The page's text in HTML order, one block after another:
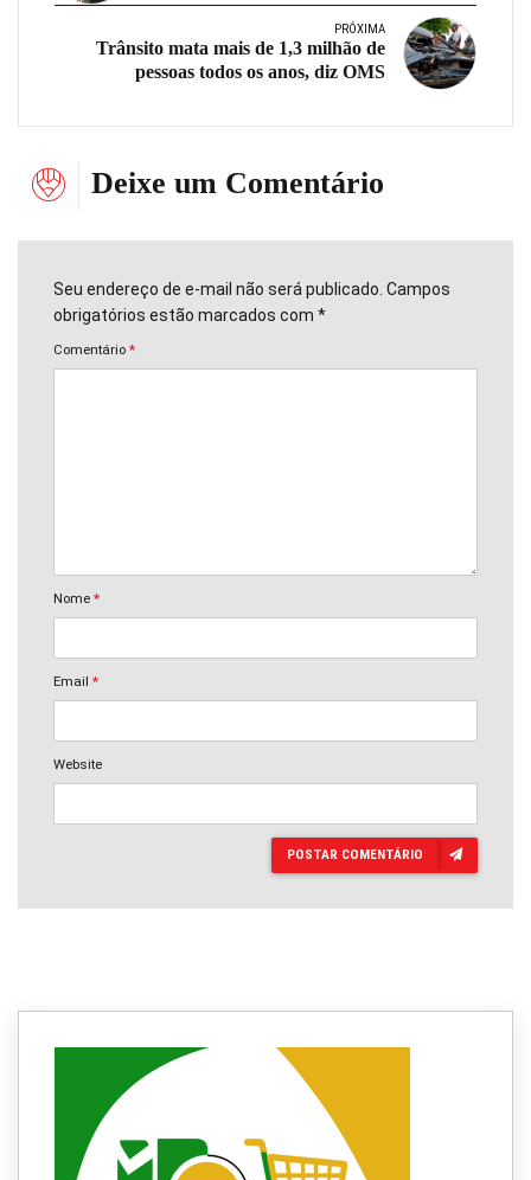
PRÓXIMA
Trânsito mata mais de 1,3 milhão de
pessoas todos os anos, diz OMS
Deixe um Comentário
Seu endereço de e-mail não será publicado. Campos
obrigatórios estão marcados com *
Comentário *
Nome *
Email *
Website
POSTAR COMENTÁRIO